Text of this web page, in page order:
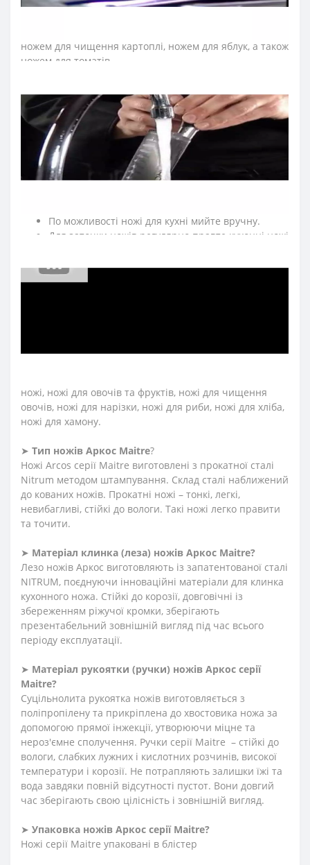
ножем для чищення картоплі, ножем для яблук, а також
ножем для томатів.
MAITRE?
Як доглядати за кухонними ножами Аркос?
Мийте кухонні ножі відразу після використання.
Після експлуатації протирайте насухо кухонні
ножі м'якою тканиною.
По можливості ножі для кухні мийте вручну.
Для заточки ножів регулярно правте кухонні ножі
для дітей місці.
ножі, ножі для овочів та фруктів, ножі для чищення
овочів, ножі для нарізки, ножі для риби, ножі для хліба,
ножі для хамону.
➤ Тип ножів Аркос Maitre?
Ножі Arcos серії Maitre виготовлені з прокатної сталі
Nitrum методом штампування. Склад сталі наближений
до кованих ножів. Прокатні ножі – тонкі, легкі,
невибагливі, стійкі до вологи. Такі ножі легко правити
та точити.
➤ Матеріал клинка (леза) ножів Аркос Maitre?
Лезо ножів Аркос виготовляють із запатентованої сталі
NITRUM, поєднуючи інноваційні матеріали для клинка
кухонного ножа. Стійкі до корозії, довговічні із
збереженням ріжучої кромки, зберігають
презентабельний зовнішній вигляд під час всього
періоду експлуатації.
➤ Матеріал рукоятки (ручки) ножів Аркос серії
Maitre?
Суцільнолита рукоятка ножів виготовляється з
поліпропілену та прикріплена до хвостовика ножа за
допомогою прямої інжекції, утворюючи міцне та
нероз'ємне сполучення. Ручки серії Maitre – стійкі до
вологи, слабких лужних і кислотних розчинів, високої
температури і корозії. Не потрапляють залишки їжі та
вода завдяки повній відсутності пустот. Вони довгий
час зберігають свою цілісність і зовнішній вигляд.
➤ Упаковка ножів Аркос серії Maitre?
Ножі серії Maitre упаковані в блістер